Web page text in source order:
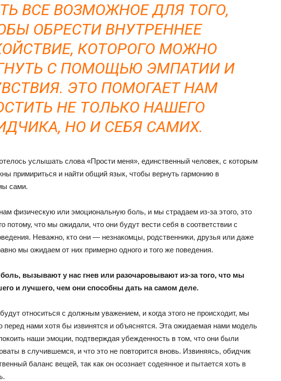
ВСЕ ВОЗМОЖНОЕ ДЛЯ ТОГО,
ОБРЕСТИ ВНУТРЕННЕЕ
КОТОРОГО МОЖНО
С ПОМОЩЬЮ ЭМПАТИИ И
ЭТО ПОМОГАЕТ НАМ
НЕ ТОЛЬКО НАШЕГО
НО И СЕБЯ САМИХ.
услышать слова «Прости меня», единственный человек, с которым
примириться и найти общий язык, чтобы вернуть гармонию в
сами.
нам физическую или эмоциональную боль, и мы страдаем из-за этого, это
потому, что мы ожидали, что они будут вести себя в соответствии с
Неважно, кто они — незнакомцы, родственники, друзья или даже
мы ожидаем от них примерно одного и того же поведения.
вызывают у нас гнев или разочаровывают из-за того, что мы
и лучшего, чем они способны дать на самом деле.
относиться с должным уважением, и когда этого не происходит, мы
перед нами хотя бы извинятся и объяснятся. Эта ожидаемая нами модель
наши эмоции, подтверждая убежденность в том, что они были
в случившемся, и что это не повторится вновь. Извиняясь, обидчик
баланс вещей, так как он осознает содеянное и пытается хоть в